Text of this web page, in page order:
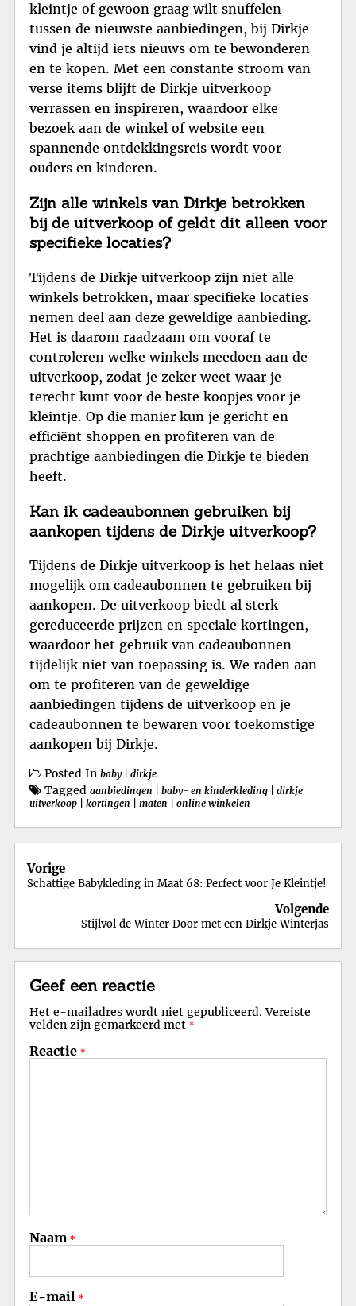
kleintje of gewoon graag wilt snuffelen
tussen de nieuwste aanbiedingen, bij Dirkje
vind je altijd iets nieuws om te bewonderen
en te kopen. Met een constante stroom van
verse items blijft de Dirkje uitverkoop
verrassen en inspireren, waardoor elke
bezoek aan de winkel of website een
spannende ontdekkingsreis wordt voor
ouders en kinderen.
Zijn alle winkels van Dirkje betrokken
bij de uitverkoop of geldt dit alleen voor
specifieke locaties?
Tijdens de Dirkje uitverkoop zijn niet alle
winkels betrokken, maar specifieke locaties
nemen deel aan deze geweldige aanbieding.
Het is daarom raadzaam om vooraf te
controleren welke winkels meedoen aan de
uitverkoop, zodat je zeker weet waar je
terecht kunt voor de beste koopjes voor je
kleintje. Op die manier kun je gericht en
efficiënt shoppen en profiteren van de
prachtige aanbiedingen die Dirkje te bieden
heeft.
Kan ik cadeaubonnen gebruiken bij
aankopen tijdens de Dirkje uitverkoop?
Tijdens de Dirkje uitverkoop is het helaas niet
mogelijk om cadeaubonnen te gebruiken bij
aankopen. De uitverkoop biedt al sterk
gereduceerde prijzen en speciale kortingen,
waardoor het gebruik van cadeaubonnen
tijdelijk niet van toepassing is. We raden aan
om te profiteren van de geweldige
aanbiedingen tijdens de uitverkoop en je
cadeaubonnen te bewaren voor toekomstige
aankopen bij Dirkje.
Posted In baby| dirkje
Tagged aanbiedingen baby- en kinderkleding
dirkje
uitverkoop
kortingen maten online winkelen
Berichtnavigatie
Vorige
Schattige Babykleding in Maat 68: Perfect voor Je Kleintje!
Volgende
Stijlvol de Winter Door met een Dirkje Winterjas
Geef een reactie
Het e-mailadres wordt niet gepubliceerd. Vereiste
velden zijn gemarkeerd met *
Reactie *
Naam *
E-mail *